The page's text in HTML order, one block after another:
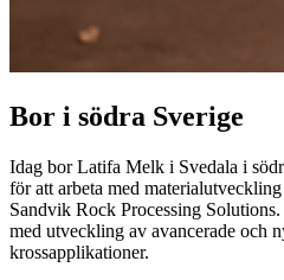
Bor i södra Sverige
Idag bor Latifa Melk i Svedala i
för att arbeta med
Sandvik Rock Processing
med utveckling av avancerade och
krossapplikationer.